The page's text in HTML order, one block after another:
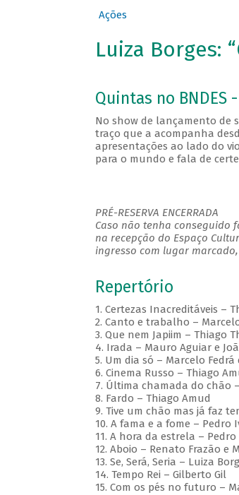
Ações
Luiza Borges:
Quintas no BNDES
No show de lançamento de
traço que a acompanha
apresentações ao lado do
para o mundo e fala de
PRÉ-RESERVA ENCERRADA
Caso não tenha conseguido
na recepção do Espaço
ingresso com lugar
Repertório
1. Certezas Inacreditáveis –
2. Canto e trabalho –
3. Que nem Japiim – Thiago
4. Irada – Mauro Aguiar e
5. Um dia só – Marcelo Fedrá
6. Cinema Russo – Thiago
7. Última chamada do chão
8. Fardo – Thiago Amud
9. Tive um chão mas já faz
10. A fama e a fome – Pedro
11. A hora da estrela – Pedro
12. Aboio – Renato Frazão e
13. Se, Será, Seria – Luiza
14. Tempo Rei – Gilberto Gil
15. Com os pés no futuro –